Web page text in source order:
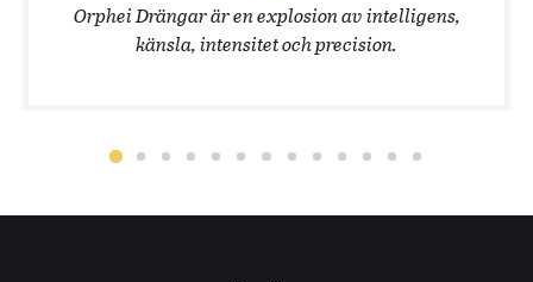
Orphei Drängar är en explosion av intelligens,
känsla, intensitet och precision.